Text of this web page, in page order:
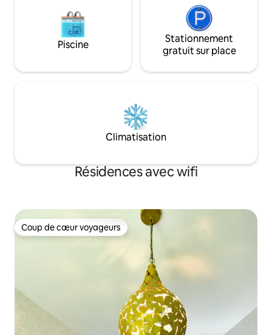
Piscine
Stationnement
gratuit sur place
Climatisation
Résidences avec wifi
Coup de cœur voyageurs
Coup de cœur voyageurs